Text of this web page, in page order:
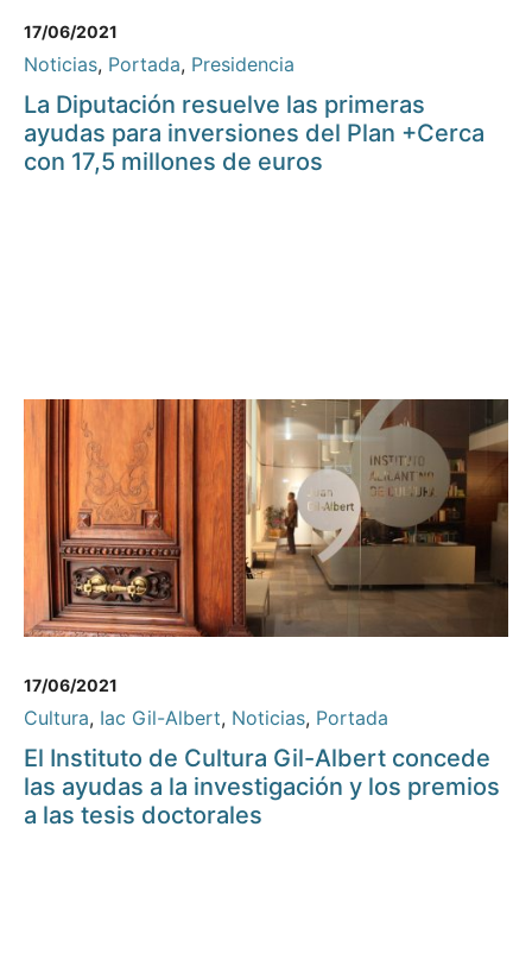
17/06/2021
Noticias, Portada, Presidencia
La Diputación resuelve las primeras
ayudas para inversiones del Plan +Cerca
con 17,5 millones de euros
17/06/2021
Cultura, Iac Gil-Albert, Noticias, Portada
El Instituto de Cultura Gil-Albert concede
las ayudas a la investigación y los premios
a las tesis doctorales